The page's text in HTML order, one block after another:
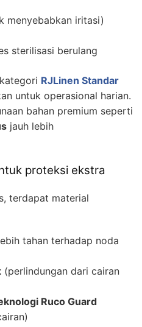
menyebabkan iritasi)
sterilisasi berulang
RJLinen Standar
untuk operasional harian.
bahan premium seperti
jauh lebih
proteksi ekstra
terdapat material
tahan terhadap noda
(perlindungan dari cairan
Ruco Guard